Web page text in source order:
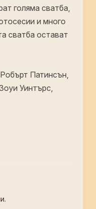
гoлямa cвaтбa,
и мнoгo
cвaтбa ocтaвaт
Патинсън,
Уинтърс,